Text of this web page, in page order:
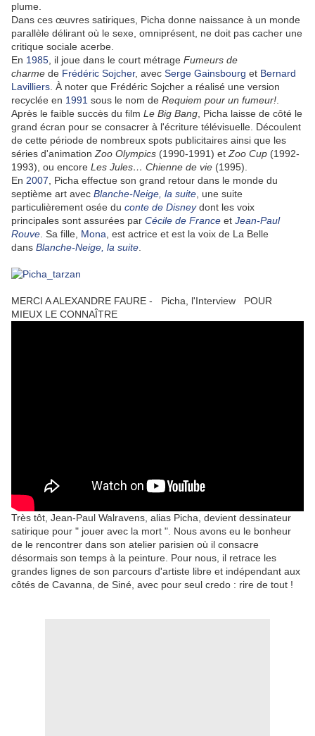
plume.
Dans ces œuvres satiriques, Picha donne naissance à un monde
parallèle délirant où le sexe, omniprésent, ne doit pas cacher une
critique sociale acerbe.
En 1985 , il joue dans le court métrage Fumeurs de
charme de Frédéric Sojcher, avec Serge Gainsbourg et Bernard
Lavilliers . À noter que Frédéric Sojcher a réalisé une version
recyclée en 1991 sous le nom de Requiem pour un fumeur!
Après le faible succès du film Le Big Bang , Picha laisse de côté le
grand écran pour se consacrer à l'écriture télévisuelle. Découlent
de cette période de nombreux spots publicitaires ainsi que les
séries d'animation Zoo Olympics (1990-1991) et Zoo Cup (1992-
1993), ou encore Les Jules… Chienne de vie (1995).
En 2007 , Picha effectue son grand retour dans le monde du
septième art avec Blanche-Neige, la suite , une suite
particulièrement osée du conte de Disneydont les voix
principales sont assurées par Cécile de France et Jean-Paul
Rouve . Sa fille, Mona , est actrice et est la voix de La Belle
dans Blanche-Neige, la suite
MERCI A ALEXANDRE FAURE - Picha, l'Interview POUR
MIEUX LE CONNAÎTRE
Très tôt, Jean-Paul Walravens, alias Picha, devient dessinateur
satirique pour " jouer avec la mort ". Nous avons eu le bonheur
de le rencontrer dans son atelier parisien où il consacre
désormais son temps à la peinture. Pour nous, il retrace les
grandes lignes de son parcours d'artiste libre et indépendant aux
côtés de Cavanna, de Siné, avec pour seul credo : rire de tout !